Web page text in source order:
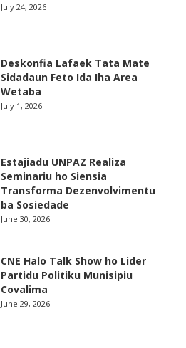
July 24, 2026
Deskonfia Lafaek Tata Mate
Sidadaun Feto Ida Iha Area
Wetaba
July 1, 2026
Estajiadu UNPAZ Realiza
Seminariu ho Siensia
Transforma Dezenvolvimentu
ba Sosiedade
June 30, 2026
CNE Halo Talk Show ho Lider
Partidu Politiku Munisipiu
Covalima
June 29, 2026